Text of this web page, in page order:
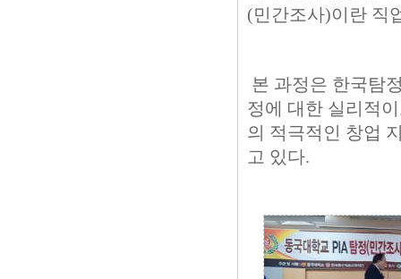
(민간조사)이란 직
본 과정은 한국탐
정에 대한 실리적
의 적극적인 창업
고 있다.